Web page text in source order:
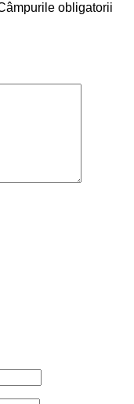
obligatorii